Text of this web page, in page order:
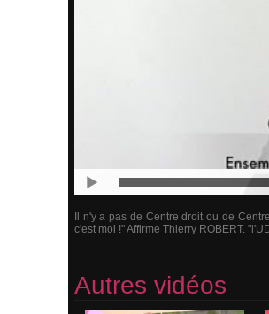
Il n'y a pas de Centre droit ou de
c'est moi !" Affirme Thierry ROBERT.
Autres vidéos